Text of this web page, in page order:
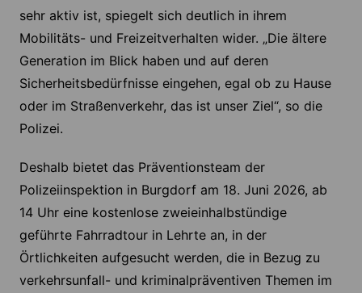
sehr aktiv ist, spiegelt sich deutlich in ihrem
Mobilitäts- und Freizeitverhalten wider. „Die ältere
Generation im Blick haben und auf deren
Sicherheitsbedürfnisse eingehen, egal ob zu Hause
oder im Straßenverkehr, das ist unser Ziel“, so die
Polizei.
Deshalb bietet das Präventionsteam der
Polizeiinspektion in Burgdorf am 18. Juni 2026, ab
14 Uhr eine kostenlose zweieinhalbstündige
geführte Fahrradtour in Lehrte an, in der
Örtlichkeiten aufgesucht werden, die in Bezug zu
verkehrsunfall- und kriminalpräventiven Themen im